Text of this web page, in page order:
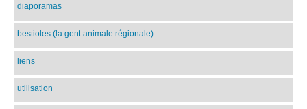
diaporamas
bestioles (la gent animale régionale)
liens
utilisation